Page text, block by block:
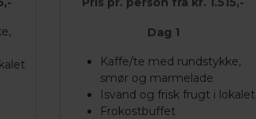
Dag 1
Kaffe/te med rundstykke,
smør og marmelade
Isvand og frisk frugt i lokalet
Frokostbuffet